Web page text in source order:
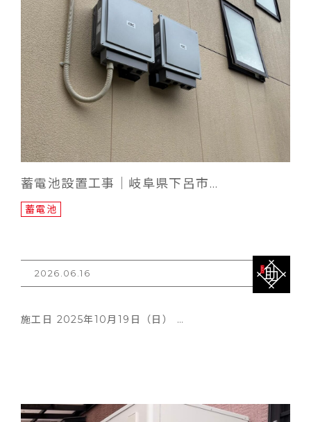
蓄電池設置工事｜岐阜県下呂市…
蓄電池
2026.06.16
施工日 2025年10月19日（日） …